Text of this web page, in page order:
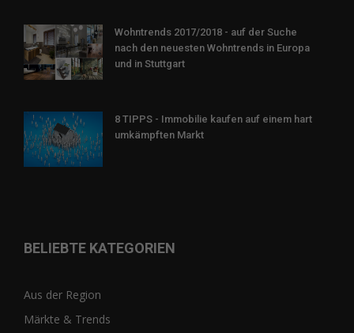
Wohntrends 2017/2018 - auf der Suche
nach den neuesten Wohntrends in Europa
und in Stuttgart
8 TIPPS - Immobilie kaufen auf einem hart
umkämpften Markt
BELIEBTE KATEGORIEN
Aus der Region
Märkte & Trends